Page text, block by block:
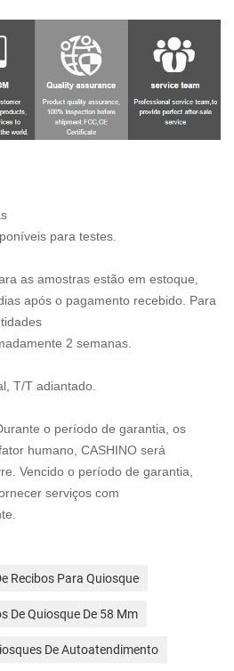
para testes.
as amostras estão em estoque,
após o pagamento recebido. Para
2 semanas.
T/T adiantado.
o período de garantia, os
humano, CASHINO será
Vencido o período de garantia,
serviços com
Recibos Para Quiosque
De Quiosque De 58 Mm
De Autoatendimento